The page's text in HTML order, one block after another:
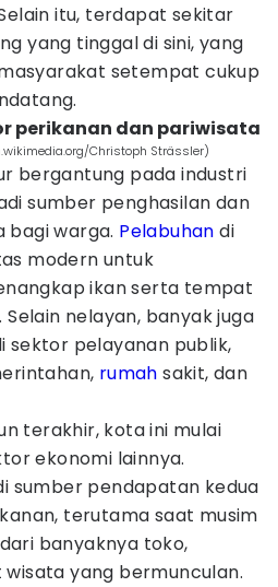
itu, terdapat sekitar
yang tinggal di sini, yang
setempat cukup
perikanan dan pariwisata
Christoph Strässler)
bergantung pada industri
sumber penghasilan dan
bagi warga. Pelabuhan di
modern untuk
ikan serta tempat
nelayan, banyak juga
sektor pelayanan publik,
rumah sakit, dan
terakhir, kota ini mulai
ekonomi lainnya.
sumber pendapatan kedua
terutama saat musim
banyaknya toko,
yang bermunculan.